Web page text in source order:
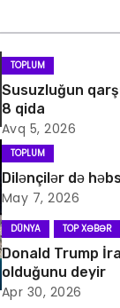
TOPLUM
Susuzluğun
8 qida
Avq 5, 2026
TOPLUM
Dilənçilər də
May 7, 2026
DÜNYA TOP XƏBƏR
Donald Trump
olduğunu deyir
Apr 30, 2026